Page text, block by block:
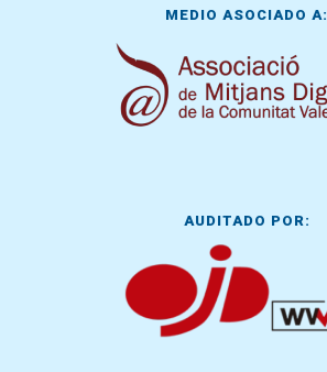
MEDIO ASOCIADO A:
AUDITADO POR: